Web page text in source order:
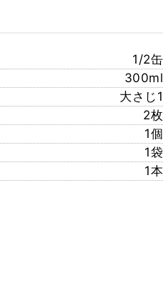
1/2缶
300ml
大さじ1
2枚
1個
1袋
1本